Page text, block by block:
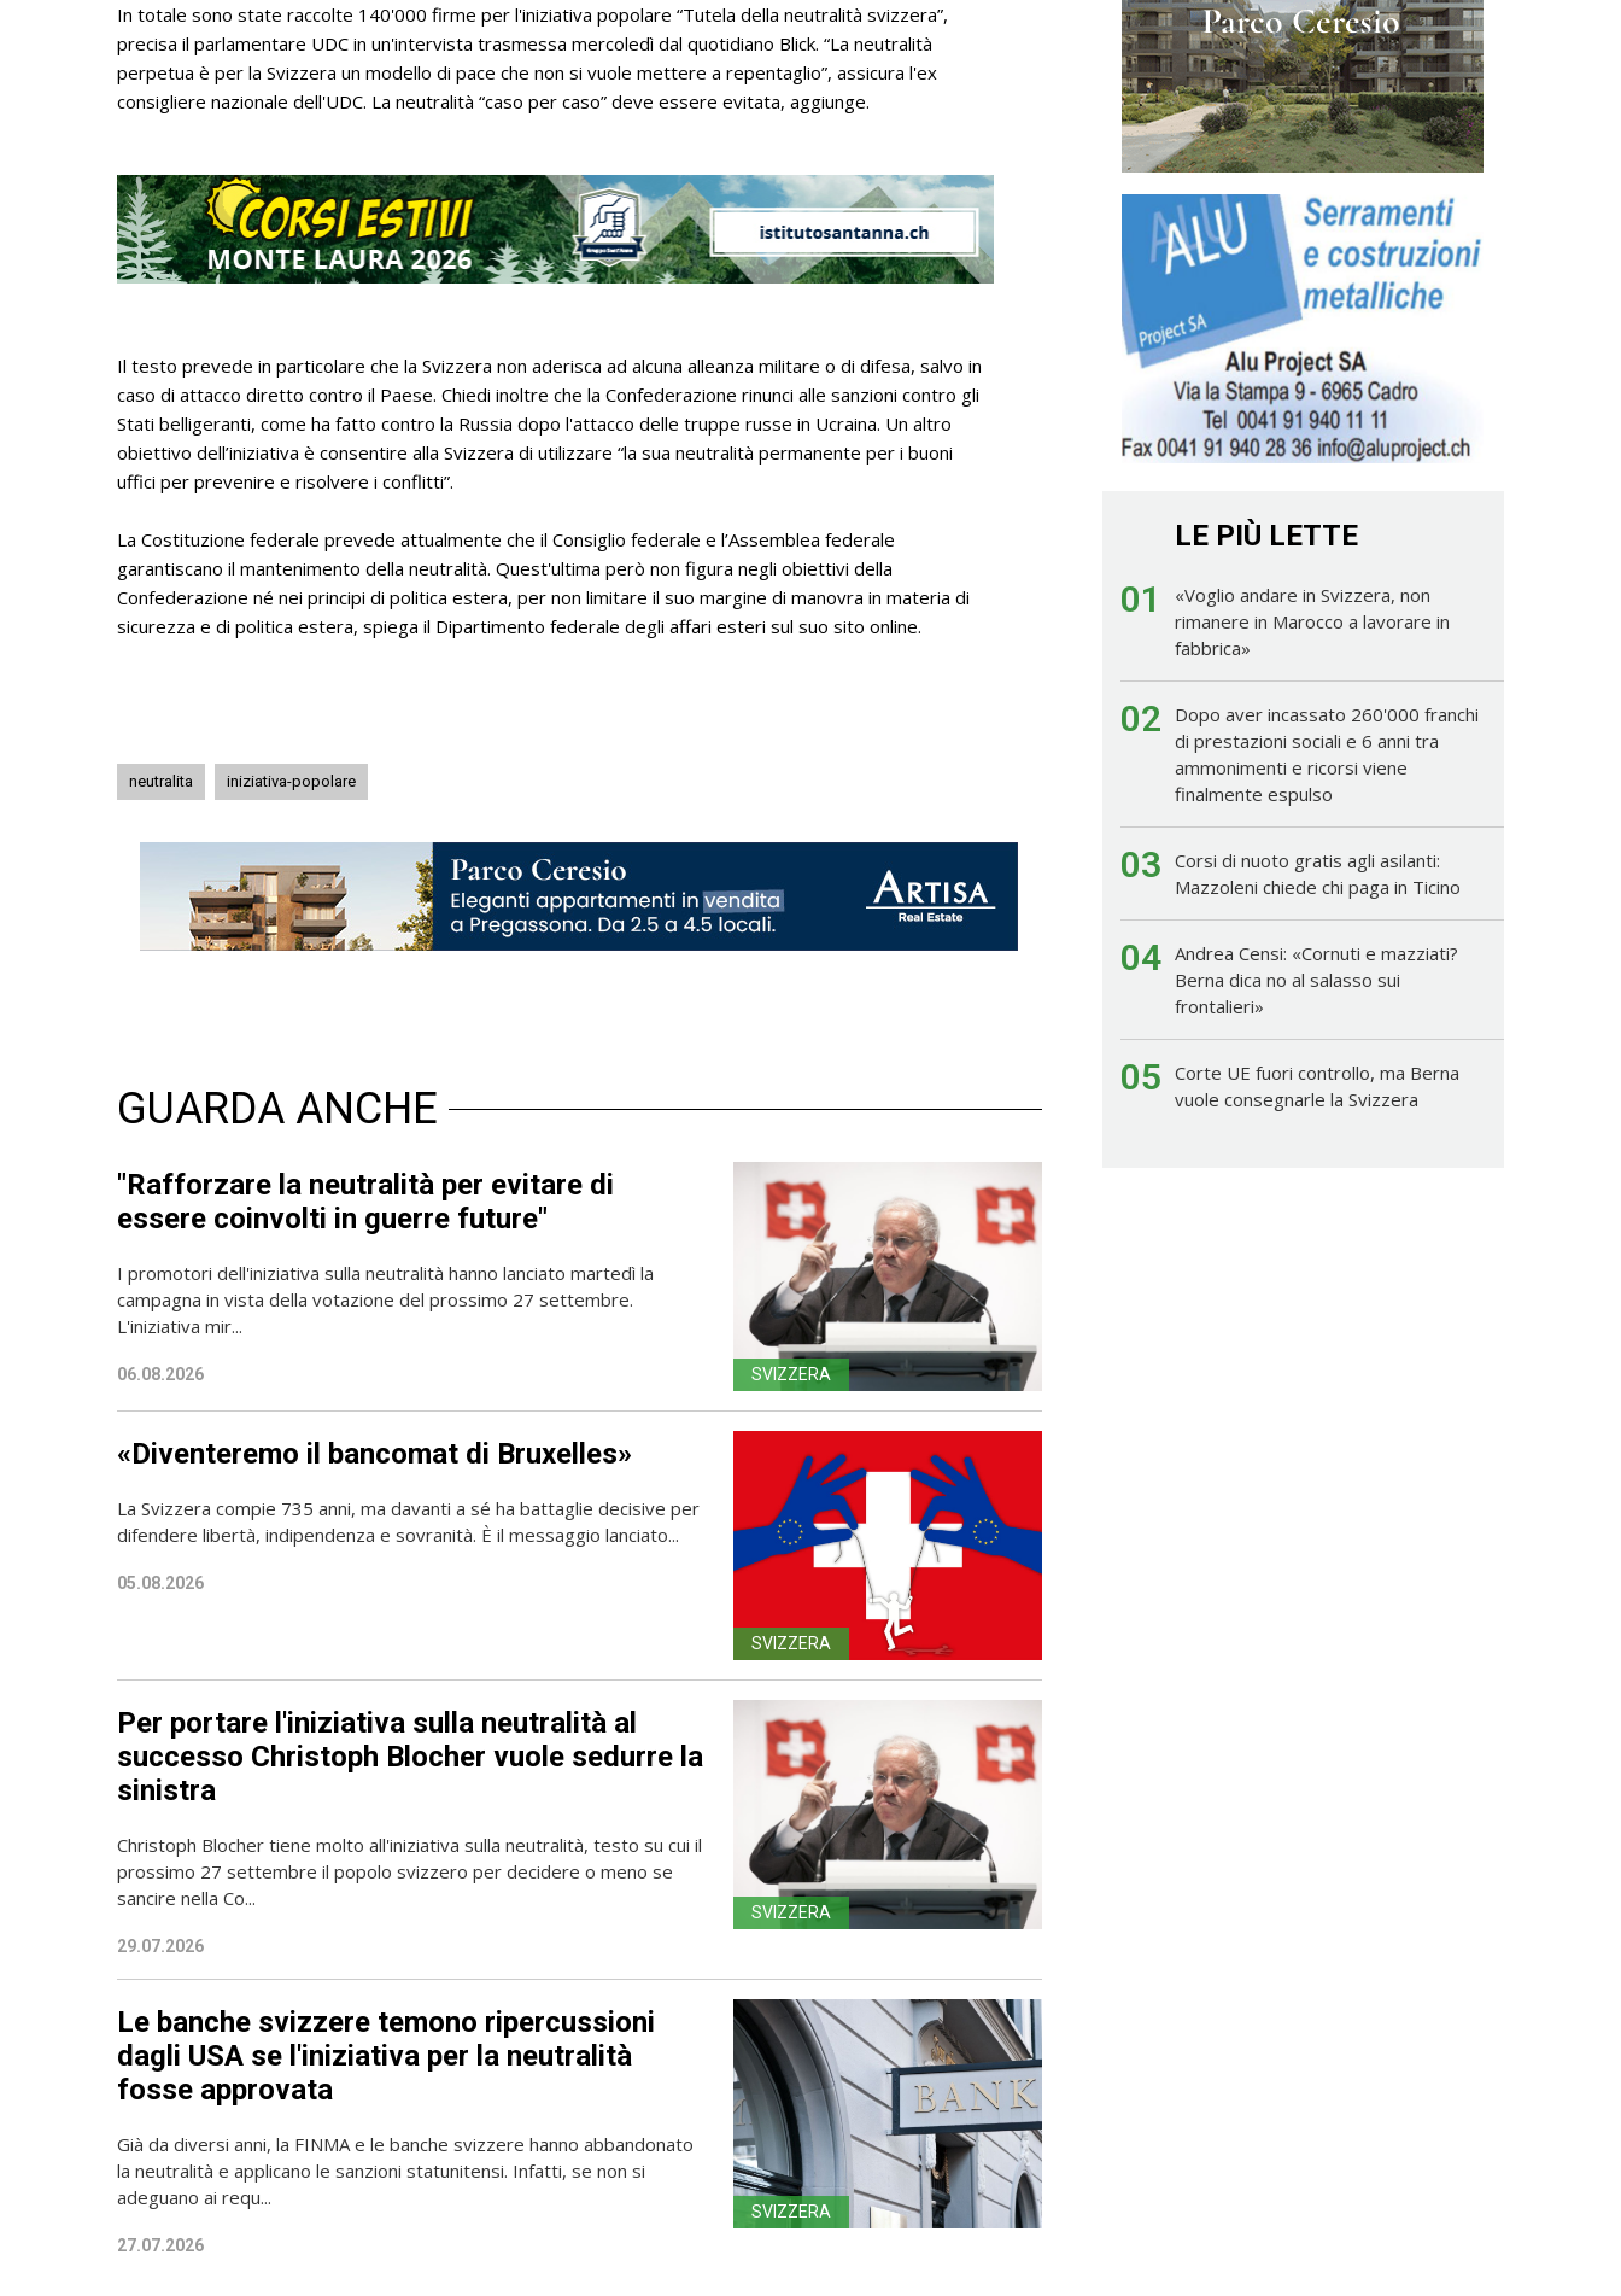
In totale sono state raccolte 140'000 firme per l'iniziativa popolare “Tutela della neutralità svizzera”,
precisa il parlamentare UDC in un'intervista trasmessa mercoledì dal quotidiano Blick. “La neutralità
perpetua è per la Svizzera un modello di pace che non si vuole mettere a repentaglio”, assicura l'ex
consigliere nazionale dell'UDC. La neutralità “caso per caso” deve essere evitata, aggiunge.
Il testo prevede in particolare che la Svizzera non aderisca ad alcuna alleanza militare o di difesa, salvo in
caso di attacco diretto contro il Paese. Chiedi inoltre che la Confederazione rinunci alle sanzioni contro gli
Stati belligeranti, come ha fatto contro la Russia dopo l'attacco delle truppe russe in Ucraina. Un altro
obiettivo dell’iniziativa è consentire alla Svizzera di utilizzare “la sua neutralità permanente per i buoni
uffici per prevenire e risolvere i conflitti”.
La Costituzione federale prevede attualmente che il Consiglio federale e l’Assemblea federale
garantiscano il mantenimento della neutralità. Quest'ultima però non figura negli obiettivi della
Confederazione né nei principi di politica estera, per non limitare il suo margine di manovra in materia di
sicurezza e di politica estera, spiega il Dipartimento federale degli affari esteri sul suo sito online.
neutralita iniziativa-popolare
GUARDA ANCHE
"Rafforzare la neutralità per evitare di
essere coinvolti in guerre future"
I promotori dell'iniziativa sulla neutralità hanno lanciato martedì la
campagna in vista della votazione del prossimo 27 settembre.
L'iniziativa mir...
06.08.2026 SVIZZERA
«Diventeremo il bancomat di Bruxelles»
La Svizzera compie 735 anni, ma davanti a sé ha battaglie decisive per
difendere libertà, indipendenza e sovranità. È il messaggio lanciato...
05.08.2026
SVIZZERA
Per portare l'iniziativa sulla neutralità al
successo Christoph Blocher vuole sedurre la
sinistra
Christoph Blocher tiene molto all'iniziativa sulla neutralità, testo su cui il
prossimo 27 settembre il popolo svizzero per decidere o meno se
sancire nella Co...
29.07.2026
SVIZZERA
Le banche svizzere temono ripercussioni
dagli USA se l'iniziativa per la neutralità
fosse approvata
Già da diversi anni, la FINMA e le banche svizzere hanno abbandonato
la neutralità e applicano le sanzioni statunitensi. Infatti, se non si
adeguano ai requ...
27.07.2026
SVIZZERA
LE PIÙ LETTE
01
«Voglio andare in Svizzera, non
rimanere in Marocco a lavorare in
fabbrica»
02
Dopo aver incassato 260'000 franchi
di prestazioni sociali e 6 anni tra
ammonimenti e ricorsi viene
finalmente espulso
03 Corsi di nuoto gratis agli asilanti:
Mazzoleni chiede chi paga in Ticino
04 Andrea Censi: «Cornuti e mazziati?
Berna dica no al salasso sui
frontalieri»
05 Corte UE fuori controllo, ma Berna
vuole consegnarle la Svizzera